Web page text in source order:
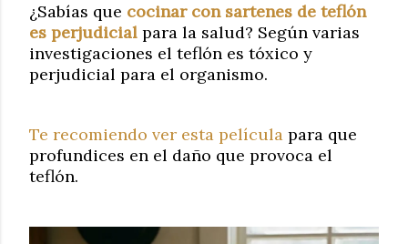
¿Sabías que cocinar con sartenes de teflón
es perjudicial para la salud? Según varias
investigaciones el teflón es tóxico y
perjudicial para el organismo.
Te recomiendo ver esta película para que
profundices en el daño que provoca el
teflón.